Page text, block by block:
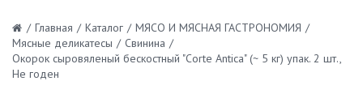
/ Главная / Каталог / МЯСО И МЯСНАЯ ГАСТРОНОМИЯ /
Мясные деликатесы / Свинина /
Окорок сыровяленый бескостный "Corte Antica" (~ 5 кг) упак. 2 шт.,
Не годен